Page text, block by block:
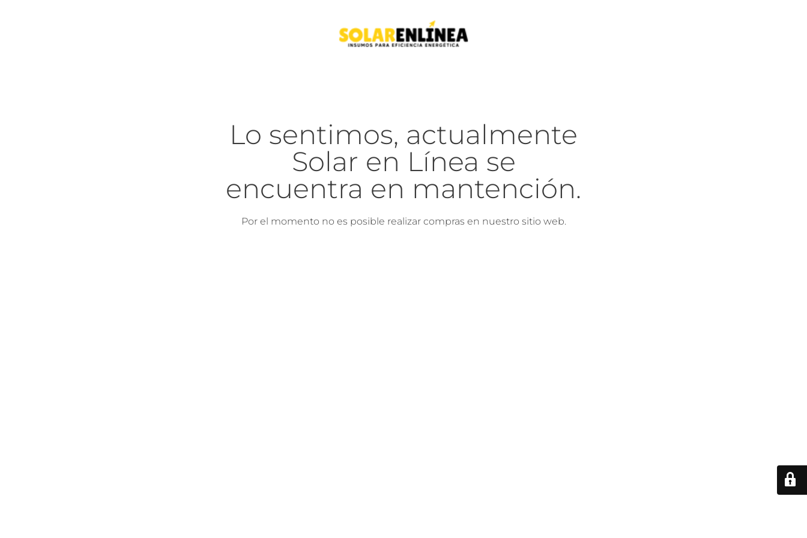
Lo sentimos, actualmente
Solar en Línea se
encuentra en mantención.
Por el momento no es posible realizar compras en nuestro sitio web.